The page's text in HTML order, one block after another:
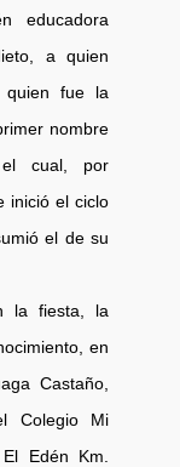
educadora
a quien
quien fue la
nombre
el cual, por
inició el ciclo
el de su
la fiesta, la
en
Castaño,
Colegio Mi
Edén Km.